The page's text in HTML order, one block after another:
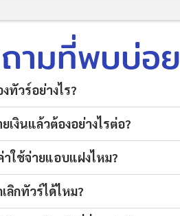
ามที่พบบ่อย
ทัวร์อย่างไร?
เงินแล้วต้องอย่างไรต่อ?
าใช้จ่ายแอบแฝงไหม?
เลิกทัวร์ได้ไหม?